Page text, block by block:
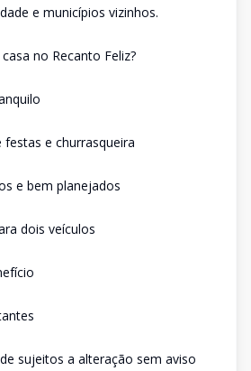
e municípios vizinhos.
no Recanto Feliz?
e churrasqueira
e bem planejados
dois veículos
sujeitos a alteração sem aviso